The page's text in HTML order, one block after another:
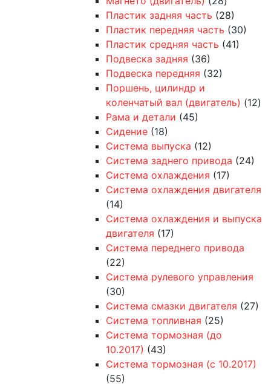
Пластик задняя часть (28)
Пластик передняя часть (30)
Пластик средняя часть (41)
Подвеска задняя (36)
Подвеска передняя (32)
Поршень, цилиндр и
коленчатый вал (двигатель) (12)
Рама и детали (45)
Сидение (18)
Система выпуска (12)
Система заднего привода (24)
Система охлаждения (17)
Система охлаждения двигателя
(14)
Система охлаждения и выпуска
двигателя (17)
Система переднего привода
(22)
Система рулевого управления
(30)
Система смазки двигателя (27)
Система топливная (25)
Система тормозная (до
10.2017) (43)
Система тормозная (с 10.2017)
(55)